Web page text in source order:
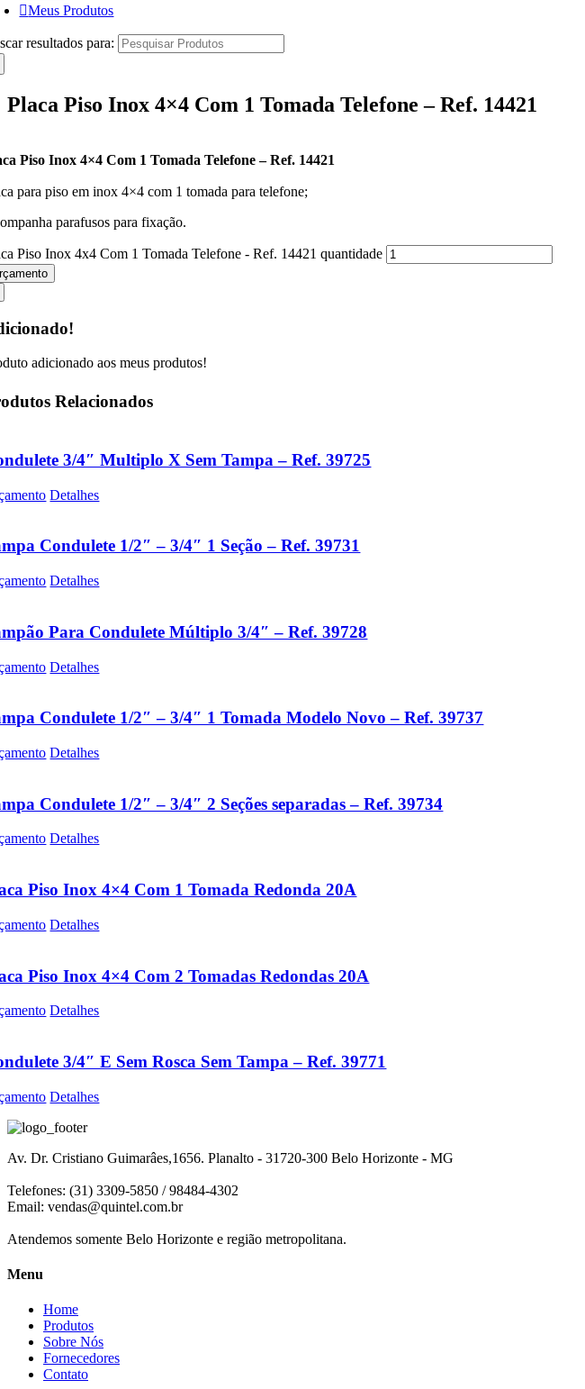
Meus Produtos
resultados para:
Placa Piso Inox 4×4 Com 1 Tomada Telefone – Ref. 14421
Piso Inox 4×4 Com 1 Tomada Telefone – Ref. 14421
para piso em inox 4×4 com 1 tomada para telefone;
parafusos para fixação.
Piso Inox 4x4 Com 1 Tomada Telefone - Ref. 14421 quantidade
adicionado aos meus produtos!
Relacionados
3/4″ Multiplo X Sem Tampa – Ref. 39725
Detalhes
Condulete 1/2″ – 3/4″ 1 Seção – Ref. 39731
Detalhes
Para Condulete Múltiplo 3/4″ – Ref. 39728
Detalhes
Condulete 1/2″ – 3/4″ 1 Tomada Modelo Novo – Ref. 39737
Detalhes
Condulete 1/2″ – 3/4″ 2 Seções separadas – Ref. 39734
Detalhes
Piso Inox 4×4 Com 1 Tomada Redonda 20A
Detalhes
Piso Inox 4×4 Com 2 Tomadas Redondas 20A
Detalhes
3/4″ E Sem Rosca Sem Tampa – Ref. 39771
Detalhes
Av. Dr. Cristiano Guimarâes,1656. Planalto - 31720-300 Belo Horizonte - MG
Telefones: (31) 3309-5850 / 98484-4302
Email: vendas@quintel.com.br
Atendemos somente Belo Horizonte e região metropolitana.
Menu
Home
Produtos
Sobre Nós
Fornecedores
Contato